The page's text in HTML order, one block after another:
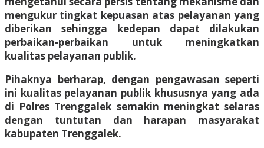
mengukur tingkat kepuasan atas pelayanan yang
diberikan sehingga kedepan dapat dilakukan
perbaikan-perbaikan untuk meningkatkan
kualitas pelayanan publik.
Pihaknya berharap, dengan pengawasan seperti
ini kualitas pelayanan publik khususnya yang ada
di Polres Trenggalek semakin meningkat selaras
dengan tuntutan dan harapan masyarakat
kabupaten Trenggalek.